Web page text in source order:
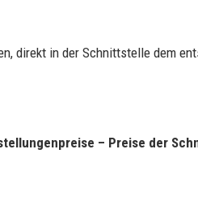
direkt in der Schnittstelle dem
– Preise der